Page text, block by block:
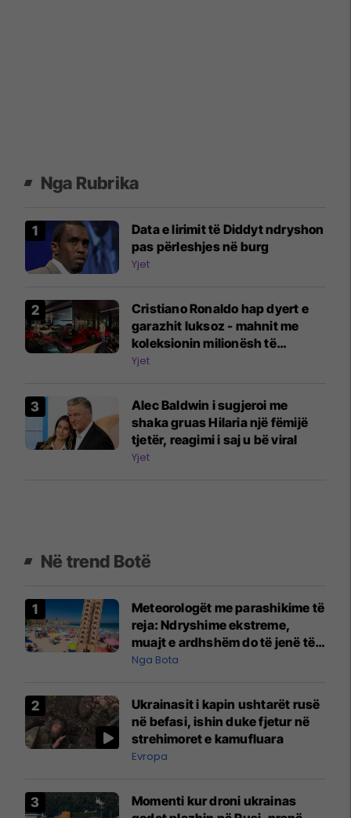
Nga Rubrika
Data e lirimit të Diddyt ndryshon
pas përleshjes në burg
Yjet
Cristiano Ronaldo hap dyert e
garazhit luksoz - mahnit me
koleksionin milionësh të
veturave
Yjet
Alec Baldwin i sugjeroi me
shaka gruas Hilaria një fëmijë
tjetër, reagimi i saj u bë viral
Yjet
Në trend Botë
Meteorologët me parashikime të
reja: Ndryshime ekstreme,
muajt e ardhshëm do të jenë të
pazakontë
Nga Bota
Ukrainasit i kapin ushtarët rusë
në befasi, ishin duke fjetur në
strehimoret e kamufluara
Evropa
Momenti kur droni ukrainas